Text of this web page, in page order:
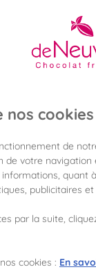
de chocolat
offerte
En savoir
nos
de
de votre
quant
publicitaires
par la suite,
cookies : En